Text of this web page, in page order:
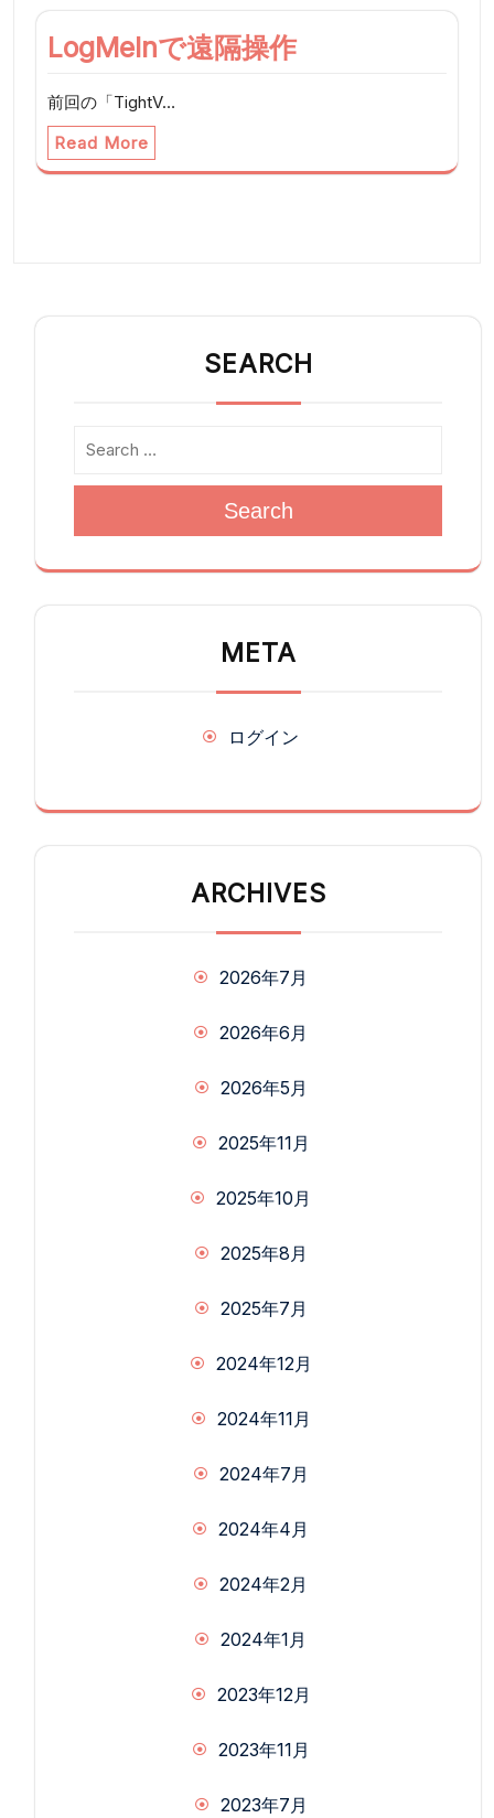
LogMeInで遠隔操作
前回の「TightV…
Read More
SEARCH
Search
META
ログイン
ARCHIVES
2026年7月
2026年6月
2026年5月
2025年11月
2025年10月
2025年8月
2025年7月
2024年12月
2024年11月
2024年7月
2024年4月
2024年2月
2024年1月
2023年12月
2023年11月
2023年7月